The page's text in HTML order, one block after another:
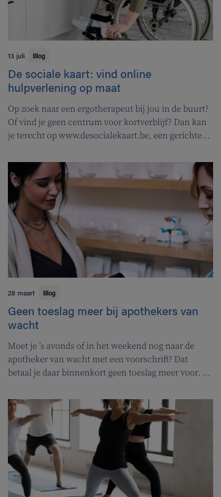
13 juli Blog
De sociale kaart: vind online
hulpverlening op maat
Op zoek naar een ergotherapeut bij jou in de buurt?
Of vind je geen centrum voor kortverblijf? Dan kan
je terecht op www.desocialekaart.be, een gerichte
gezondheidszorg en welzijn. Heel handig voor zowel
patiënten als zorgverleners.
28 maart Blog
Geen toeslag meer bij apothekers van
wacht
Moet je ’s avonds of in het weekend nog naar de
apotheker van wacht met een voorschrift? Dat
betaal je daar binnenkort geen toeslag meer voor. In
apothekers van wacht.